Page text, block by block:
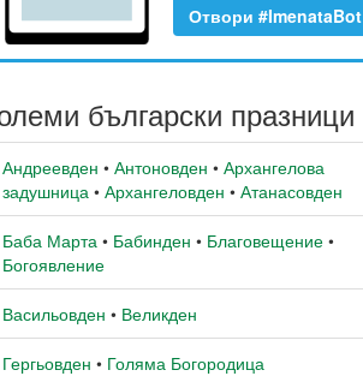
Отвори #ImenataBot
български празници
Андреевден • Антоновден • Архангелова
задушница • Архангеловден • Атанасовден
Баба Марта • Бабинден • Благовещение •
Богоявление
Васильовден • Великден
Гергьовден • Голяма Богородица